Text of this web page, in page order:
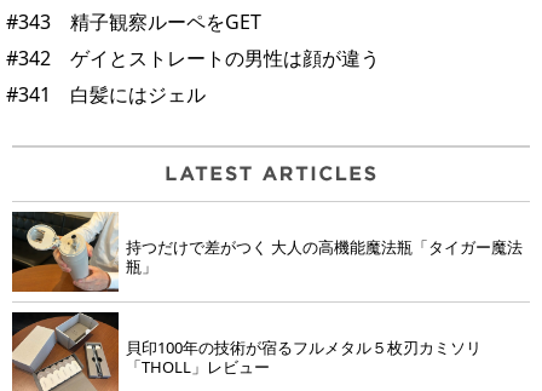
#343 精子観察ルーペをGET
#342 ゲイとストレートの男性は顔が違う
#341 白髪にはジェル
持つだけで差がつく 大人の高機能魔法瓶「タイガー魔法
瓶」
貝印100年の技術が宿るフルメタル５枚刃カミソリ
「THOLL」レビュー